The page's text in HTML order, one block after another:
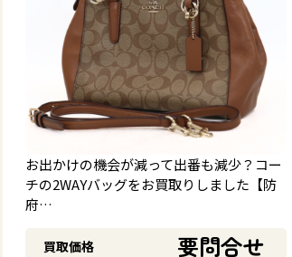
お出かけの機会が減って出番も減少？コー
チの2WAYバッグをお買取りしました【防
府…
買取価格 要問合せ